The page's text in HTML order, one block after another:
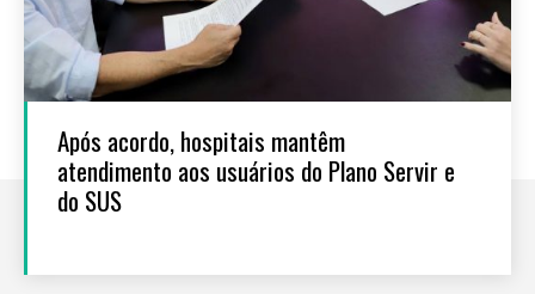
Após acordo, hospitais mantêm
atendimento aos usuários do Plano Servir e
do SUS